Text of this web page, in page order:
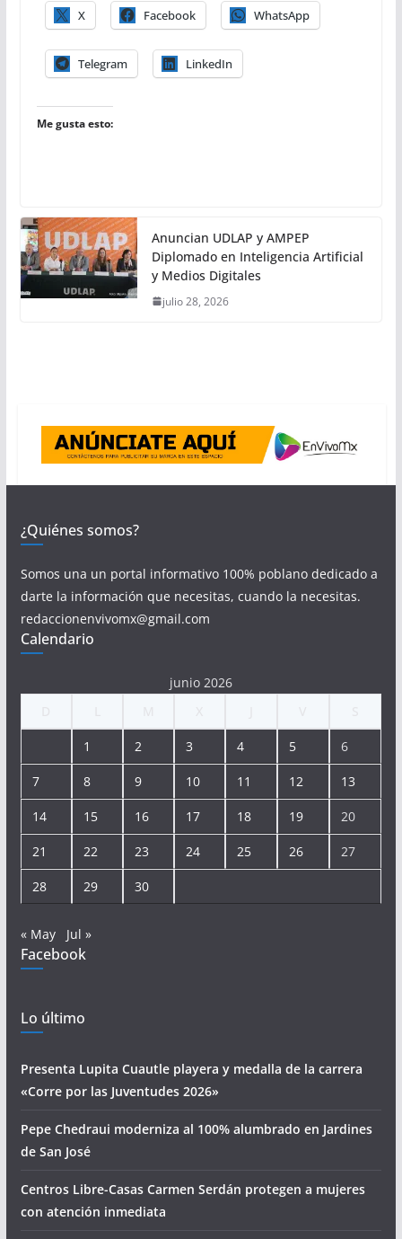
X Facebook WhatsApp
Telegram LinkedIn
Me gusta esto:
Anuncian UDLAP y AMPEP
Diplomado en Inteligencia Artificial
y Medios Digitales
julio 28, 2026
¿Quiénes somos?
Somos una un portal informativo 100% poblano dedicado a
darte la información que necesitas, cuando la necesitas.
redaccionenvivomx@gmail.com
Calendario
junio 2026
1 2 3 4 5 6
7 8 9 10 11 12 13
14 15 16 17 18 19 20
21 22 23 24 25 26 27
28 29 30
« May Jul »
Facebook
Lo último
Presenta Lupita Cuautle playera y medalla de la carrera
«Corre por las Juventudes 2026»
Pepe Chedraui moderniza al 100% alumbrado en Jardines
de San José
Centros Libre-Casas Carmen Serdán protegen a mujeres
con atención inmediata